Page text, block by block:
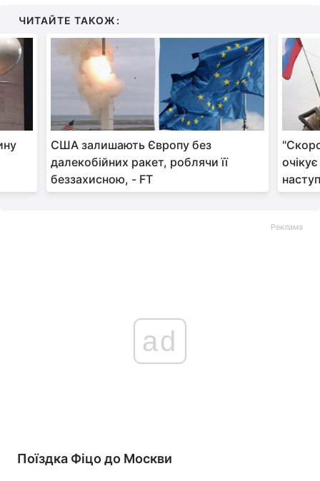
ЧИТАЙТЕ ТАКОЖ:
США залишають Європу без
далекобійних ракет, роблячи її
беззахисною, - FT
Реклама
ad
Поїздка Фіцо до Москви